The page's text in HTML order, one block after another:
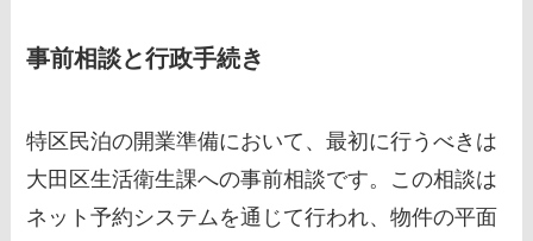
事前相談と行政手続き
特区民泊の開業準備において、最初に行うべきは
大田区生活衛生課への事前相談です。この相談は
ネット予約システムを通じて行われ、物件の平面